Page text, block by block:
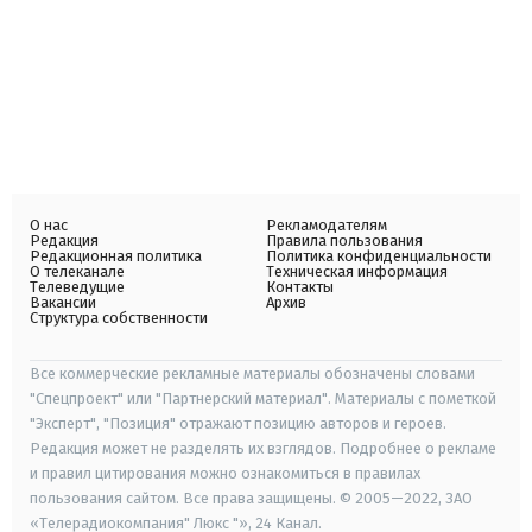
О нас
Редакция
Редакционная политика
О телеканале
Телеведущие
Вакансии
Структура собственности
Рекламодателям
Правила пользования
Политика конфиденциальности
Техническая информация
Контакты
Архив
Все коммерческие рекламные материалы обозначены словами
"Спецпроект" или "Партнерский материал". Материалы с пометкой
"Эксперт", "Позиция" отражают позицию авторов и героев.
Редакция может не разделять их взглядов. Подробнее о рекламе
и правил цитирования можно ознакомиться в правилах
пользования сайтом. Все права защищены. © 2005—2022, ЗАО
«Телерадиокомпания" Люкс "», 24 Канал.